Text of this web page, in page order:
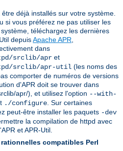
déjà installés sur votre système.
si vous préférez ne pas utiliser les
téléchargez les dernières
depuisApache APR,
dans
srclib/apr et
srclib/apr-util (les noms des
comporter de numéros de versions
d'APR doit se trouver dans
apr/), et utilisez l'option --with-
./configure. Sur certaines
peut-être installer les paquets -dev
la compilation de httpd avec
et APR-Util.
compatibles Perl